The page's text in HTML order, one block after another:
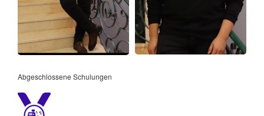
Abgeschlossene Schulungen